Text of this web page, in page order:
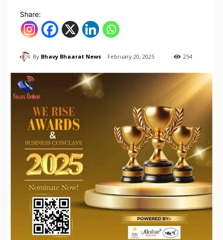
Share:
By Bhavy Bhaarat News February 20, 2025 254